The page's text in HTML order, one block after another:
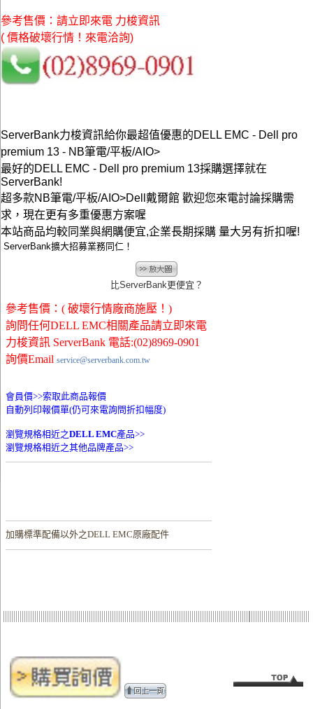
參考售價：請立即來電 力梭資訊
( 價格破壞行情！來電洽詢)
ServerBank力梭資訊給你最超值優惠的DELL EMC - Dell pro
premium 13 - NB筆電/平板/AIO>
最好的DELL EMC - Dell pro premium 13採購選擇就在
ServerBank!
超多款NB筆電/平板/AIO>Dell戴爾館 歡迎您來電討論採購需
求，現在更有多重優惠方案喔
本站商品均較同業與網購便宜,企業長期採購 量大另有折扣喔!
ServerBank擴大招募業務同仁！
比ServerBank更便宜？
參考售價：( 破壞行情廠商施壓！)
詢問任何DELL EMC相關產品請立即來電
力梭資訊 ServerBank 電話:(02)8969-0901
詢價Email service@serverbank.com.tw
會員價>>索取此商品報價
自動列印報價單(仍可來電詢問折扣幅度)
瀏覽規格相近之DELL EMC產品>>
瀏覽規格相近之其他品牌產品>>
加購標準配備以外之DELL EMC原廠配件